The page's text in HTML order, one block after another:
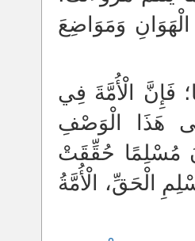
وَمَوَاضِعَ
فَإِنَّ الْأُمَّةَ فِي
هَذَا الْوَصْفِ
مُسْلِمًا حُقِّقَتْ
الْحَقِّ، الْأُمَّةُ